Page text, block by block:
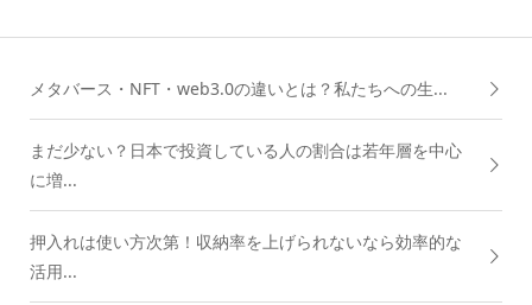
メタバース・NFT・web3.0の違いとは？私たちへの生...
まだ少ない？日本で投資している人の割合は若年層を中心
に増...
押入れは使い方次第！収納率を上げられないなら効率的な
活用...